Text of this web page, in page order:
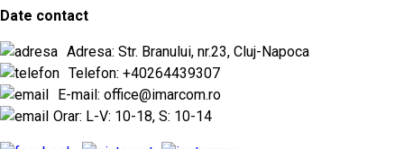
Date contact
Adresa: Str. Branului, nr.23, Cluj-Napoca
Telefon: +40264439307
E-mail: office@imarcom.ro
Orar: L-V: 10-18, S: 10-14